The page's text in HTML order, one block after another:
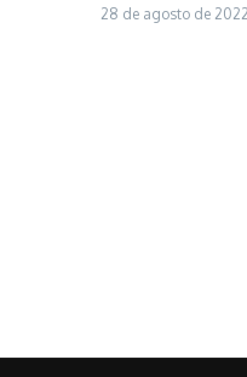
28 de agosto de 2022